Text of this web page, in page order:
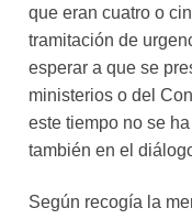
que eran cuatro o
tramitación de
esperar a que se
ministerios o del
este tiempo no se
también en el
Según recogía la